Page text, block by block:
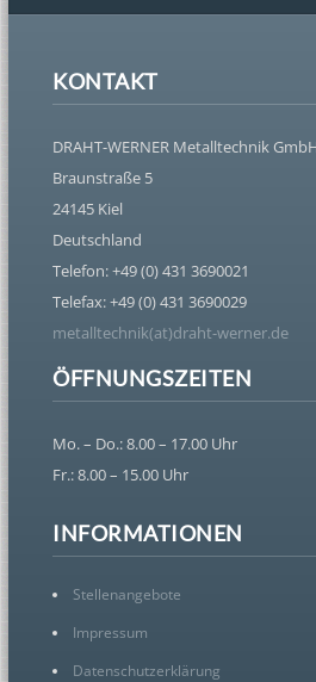
KONTAKT
DRAHT-WERNER Metalltechnik
Braunstraße 5
24145 Kiel
Deutschland
Telefon: +49 (0) 431 3690021
Telefax: +49 (0) 431 3690029
metalltechnik(at)draht-werner.de
ÖFFNUNGSZEITEN
Mo. – Do.: 8.00 – 17.00 Uhr
Fr.: 8.00 – 15.00 Uhr
INFORMATIONEN
Stellenangebote
Impressum
Datenschutzerklärung